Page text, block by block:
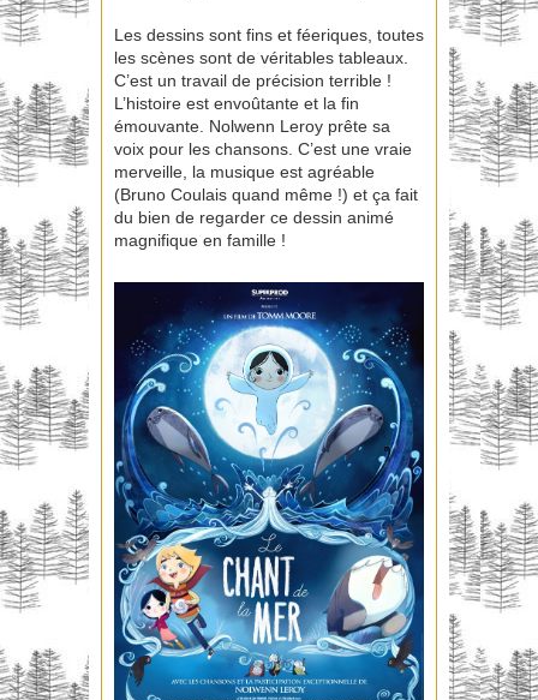
Les dessins sont fins et féeriques, toutes
les scènes sont de véritables tableaux.
C’est un travail de précision terrible !
L’histoire est envoûtante et la fin
émouvante. Nolwenn Leroy prête sa
voix pour les chansons. C’est une vraie
merveille, la musique est agréable
(Bruno Coulais quand même !) et ça fait
du bien de regarder ce dessin animé
magnifique en famille !